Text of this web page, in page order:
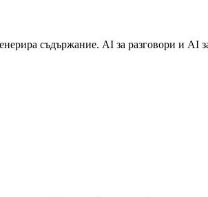
съдържание. AI за разговори и AI